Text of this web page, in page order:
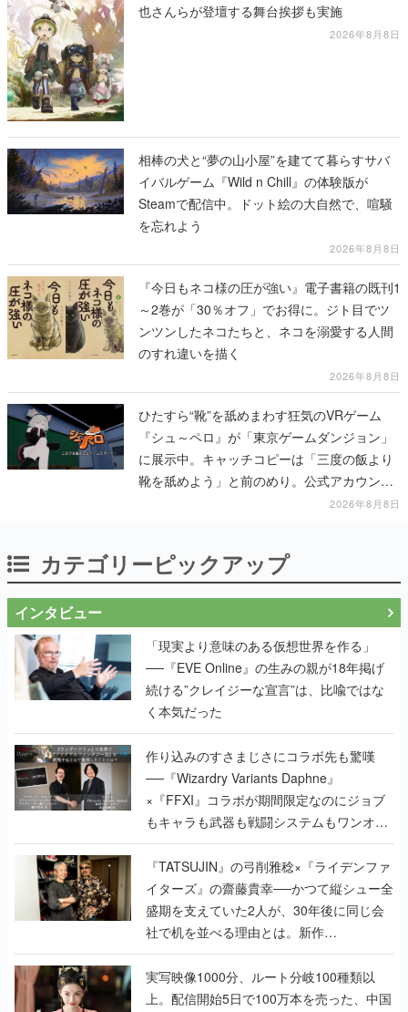
也さんらが登壇する舞台挨拶も実施
2026年8月8日
相棒の犬と“夢の山小屋”を建てて暮らすサバ
イバルゲーム『Wild n Chill』の体験版が
Steamで配信中。ドット絵の大自然で、喧騒
を忘れよう
2026年8月8日
『今日もネコ様の圧が強い』電子書籍の既刊1
～2巻が「30％オフ」でお得に。ジト目でツ
ンツンしたネコたちと、ネコを溺愛する人間
のすれ違いを描く
2026年8月8日
ひたすら“靴”を舐めまわす狂気のVRゲーム
『シュ～ペロ』が「東京ゲームダンジョン」
に展示中。キャッチコピーは「三度の飯より
靴を舐めよう」と前のめり。公式アカウント
も開設され、2026年リリースに向けて開発中
2026年8月8日
カテゴリーピックアップ
インタビュー
「現実より意味のある仮想世界を作る」
──『EVE Online』の生みの親が18年掲げ
続ける”クレイジーな宣言”は、比喩ではな
く本気だった
作り込みのすさまじさにコラボ先も驚嘆
──『Wizardry Variants Daphne』
×『FFXI』コラボが期間限定なのにジョブ
もキャラも武器も戦闘システムもワンオフ
で作り込まれた理由を両ディレクターに聞
く
『TATSUJIN』の弓削雅稔×『ライデンファ
イターズ』の齋藤貴幸──かつて縦シュー全
盛期を支えていた2人が、30年後に同じ会
社で机を並べる理由とは。新作
『TATSUJIN EXTREME』で初タッグを組
んだレジェンド2人に訊く開発秘話
実写映像1000分、ルート分岐100種類以
上。配信開始5日で100万本を売った、中国